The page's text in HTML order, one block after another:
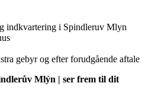
indkvartering i Spindleruv Mlyn
gebyr og efter forudgående aftale
Mlýn | ser frem til dit